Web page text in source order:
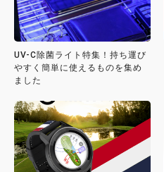
UV-C除菌ライト特集！持ち運び
やすく簡単に使えるものを集め
ました